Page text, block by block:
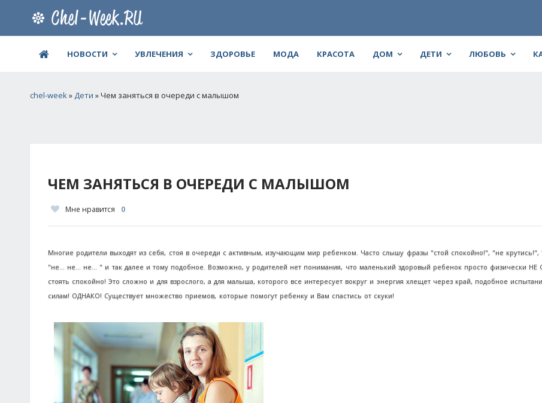
НОВОСТИ УВЛЕЧЕНИЯ ЗДОРОВЬЕ МОДА КРАСОТА ДОМ ДЕТИ ЛЮБОВЬ
chel-week»Дети » Чем заняться в очереди с малышом
ЧЕМ ЗАНЯТЬСЯ В ОЧЕРЕДИ С МАЛЫШОМ
Мне нравится 0
Многие родители выходят из себя, стоя в очереди с активным, изучающим мир ребенком. Часто слышу фразы "стой спокойно!", "не крутись!",
"не... не... не... " и так далее и тому подобное. Возможно, у родителей нет понимания, что маленький здоровый ребенок просто физически
стоять спокойно! Это сложно и для взрослого, а для малыша, которого все интересует вокруг и энергия хлещет через край, подобное
силам! ОДНАКО! Существует множество приемов, которые помогут ребенку и Вам спастись от скуки!